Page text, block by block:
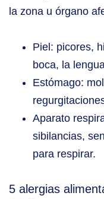
la zona u órgano
Piel: picores,
boca, la
Estómago:
Aparato
sibilancias,
para respirar.
5 alergias